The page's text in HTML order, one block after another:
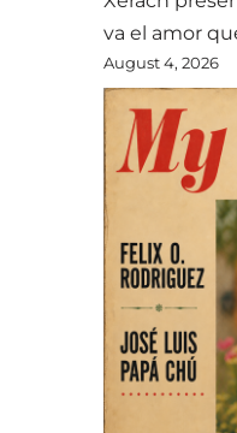
va el amor
August 4, 2026